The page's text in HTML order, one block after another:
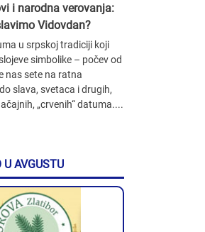
i narodna verovanja:
Vidovdan?
u srpskoj tradiciji koji
simbolike – počev od
nas sete na ratna
slava, svetaca i drugih,
„crvenih“ datuma....
AVGUSTU